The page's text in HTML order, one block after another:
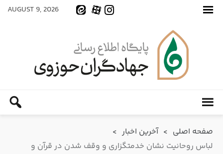
AUGUST 9, 2026
صفحه اصلی > آخرین اخبار >
لباس روحانیت نشان خدمتگزاری و وقف شدن در قرآن و